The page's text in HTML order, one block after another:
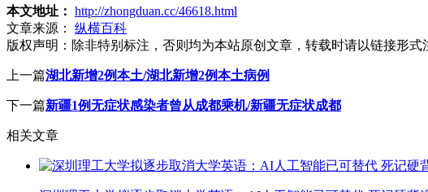
本文地址： http://zhongduan.cc/46618.html
文章来源：
纵横百科
版权声明： 除非特别标注，否则均为本站原创文章，转载时请以链接形式
上一篇湖北新增2例本土/湖北新增2例本土病例
下一篇新疆1例无症状感染者曾从成都乘机/新疆无症状成都
相关文章